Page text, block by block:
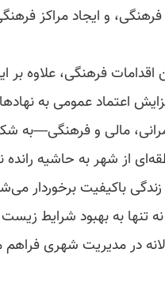
و ایجاد مراکز
فرهنگی، علاوه بر
اعتماد عمومی به
مالی و فرهنگی—به
از شهر به حاشیه
باکیفیت برخوردار
به بهبود شرایط زیست
در مدیریت شهری فراهم